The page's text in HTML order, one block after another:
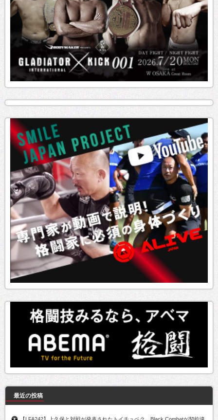
最近の投稿